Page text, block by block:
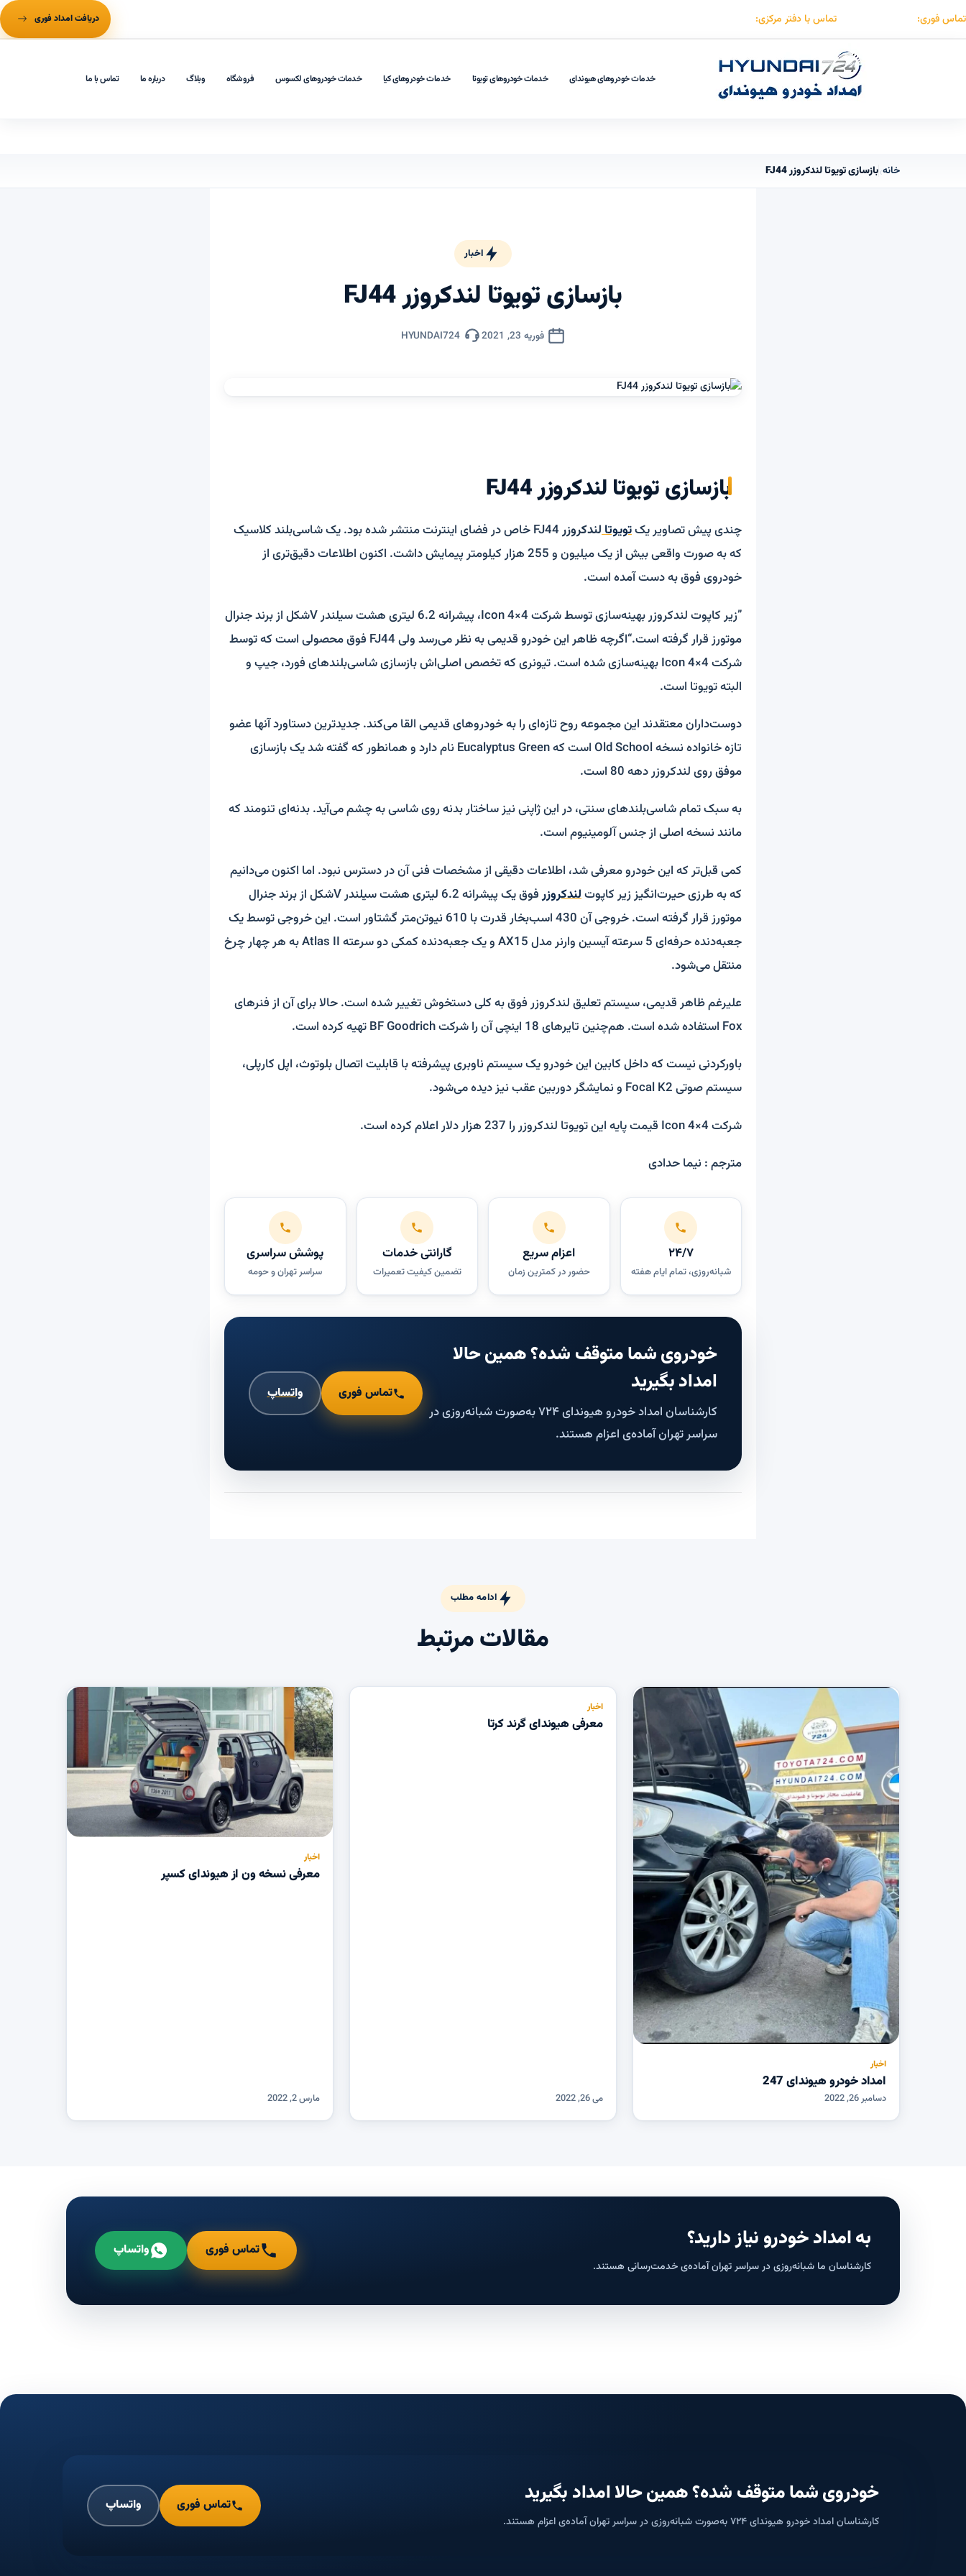
تماس فوری: تماس با دفتر مرکزی: دریافت امداد فوری
خدمات خودروهای هیوندای خدمات خودروهای تویوتا خدمات خودروهای کیا خدمات خودروهای لکسوس فروشگاه وبلاگ درباره ما تماس با ما
خانه›بازسازی تویوتا لندکروزر FJ44
اخبار
بازسازی تویوتا لندکروزر FJ44
فوریه 23, 2021 HYUNDAI724
بازسازی تویوتا لندکروزر FJ44
چندی پیش تصاویر یکتویوتالندکروزر
FJ44 خاص در فضای اینترنت منتشر شده بود. یک شاسی‌بلند کلاسیک
که به صورت واقعی بیش از یک میلیون و 255 هزار کیلومتر پیمایش داشت. اکنون اطلاعات دقیق‌تری از
خودروی فوق به دست آمده است.
”زیر کاپوت لندکروزر بهینه‌سازی توسط شرکت Icon 4×4، پیشرانه 6.2 لیتری هشت سیلندر Vشکل از برند جنرال
موتورز قرار گرفته است.“اگرچه ظاهر این خودرو قدیمی به نظر می‌رسد ولی FJ44 فوق محصولی است که توسط
شرکت Icon 4×4 بهینه‌سازی شده است. تیونری که تخصص اصلی‌اش بازسازی شاسی‌بلندهای فورد، جیپ و
البته تویوتا است.
دوست‌داران معتقدند این مجموعه روح تازه‌ای را به خودروهای قدیمی القا می‌کند. جدیدترین دستاورد آنها عضو
تازه خانواده نسخه Old School است که Eucalyptus Green نام دارد و همانطور که گفته شد یک بازسازی
موفق روی لندکروزر دهه 80 است.
به سبک تمام شاسی‌بلندهای سنتی، در این ژاپنی نیز ساختار بدنه روی شاسی به چشم می‌آید. بدنه‌ای تنومند که
مانند نسخه اصلی از جنس آلومینیوم است.
کمی قبل‌تر که این خودرو معرفی شد، اطلاعات دقیقی از مشخصات فنی آن در دسترس نبود. اما اکنون می‌دانیم
که به طرزی حیرت‌انگیز زیر کاپوتلندکروزر
فوق یک پیشرانه 6.2 لیتری هشت سیلندر Vشکل از برند جنرال
موتورز قرار گرفته است. خروجی آن 430 اسب‌بخار قدرت با 610 نیوتن‌متر گشتاور است. این خروجی توسط یک
جعبه‌دنده حرفه‌ای 5 سرعته آیسین وارنر مدل AX15 و یک جعبه‌دنده کمکی دو سرعته Atlas II به هر چهار چرخ
منتقل می‌شود.
علیرغم ظاهر قدیمی، سیستم تعلیق لندکروزر فوق به کلی دستخوش تغییر شده است. حالا برای آن از فنرهای
Fox استفاده شده است. هم‌چنین تایرهای 18 اینچی آن را شرکت BF Goodrich تهیه کرده است.
باورکردنی نیست که داخل کابین این خودرو یک سیستم ناوبری پیشرفته با قابلیت اتصال بلوتوث، اپل کارپلی،
سیستم صوتی Focal K2 و نمایشگر دوربین عقب نیز دیده می‌شود.
شرکت Icon 4×4 قیمت پایه این تویوتا لندکروزر را 237 هزار دلار اعلام کرده است.
مترجم : نیما حدادی
۲۴/۷
شبانه‌روزی، تمام ایام هفته
اعزام سریع
حضور در کمترین زمان
گارانتی خدمات
تضمین کیفیت تعمیرات
پوشش سراسری
سراسر تهران و حومه
خودروی شما متوقف شده؟ همین حالا
امداد بگیرید
کارشناسان امداد خودرو هیوندای ۷۲۴ به‌صورت شبانه‌روزی در
سراسر تهران آماده‌ی اعزام هستند.
تماس فوری واتساپ
ادامه مطلب
مقالات مرتبط
اخبار
امداد خودرو هیوندای 247
دسامبر 26, 2022
اخبار
معرفی هیوندای گرند کرتا
می 26, 2022
اخبار
معرفی نسخه ون از هیوندای کسپر
مارس 2, 2022
به امداد خودرو نیاز دارید؟
کارشناسان ما شبانه‌روزی در سراسر تهران آماده‌ی خدمت‌رسانی هستند.
تماس فوری واتساپ
خودروی شما متوقف شده؟ همین حالا امداد بگیرید
کارشناسان امداد خودرو هیوندای ۷۲۴ به‌صورت شبانه‌روزی در سراسر تهران آماده‌ی اعزام هستند.
تماس فوری واتساپ